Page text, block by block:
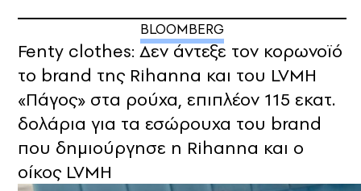
BLOOMBERG
Fenty clothes: Δεν άντεξε τον κορωνοϊό
το brand της Rihanna και του LVMH
«Πάγος» στα ρούχα, επιπλέον 115 εκατ.
δολάρια για τα εσώρουχα του brand
που δημιούργησε η Rihanna και ο
οίκος LVMH